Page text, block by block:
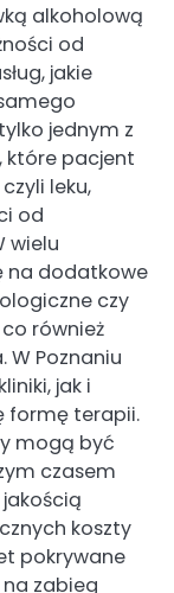
alkoholową
od
jakie
jednym z
które pacjent
leku,
od
wielu
na dodatkowe
czy
również
W Poznaniu
jak i
formę terapii.
mogą być
czasem
koszty
pokrywane
na zabieg